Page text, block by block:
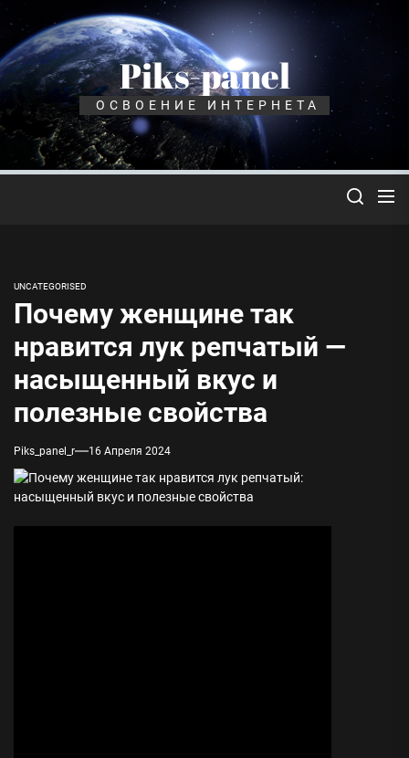
Перейти
содержимому
Piks-panel
ОСВОЕНИЕ ИНТЕРНЕТА
UNCATEGORISED
Почему женщине так
нравится лук репчатый —
насыщенный вкус и
полезные свойства
Piks_panel_r 16 Апреля 2024